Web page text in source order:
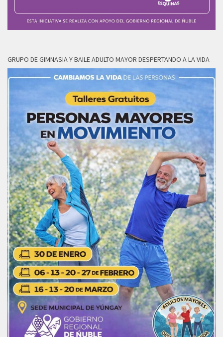
GRUPO DE GIMNASIA Y BAILE ADULTO MAYOR DESPERTANDO A LA VIDA